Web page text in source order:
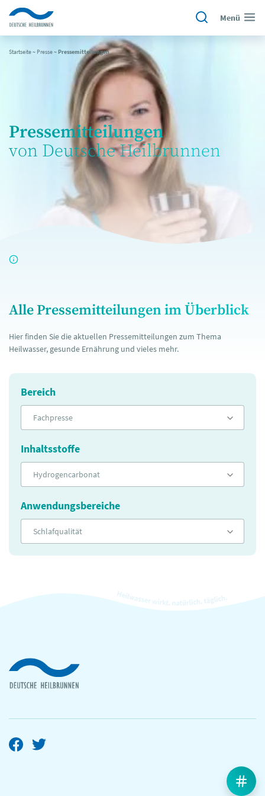
Menü
Startseite~ Presse~Pressemitteilungen
Pressemitteilungen
von Deutsche Heilbrunnen
Alle Pressemitteilungen im Überblick
Hier finden Sie die aktuellen Pressemitteilungen zum Thema
Heilwasser, gesunde Ernährung und vieles mehr.
Bereich
Fachpresse
Inhaltsstoffe
Hydrogencarbonat
Anwendungsbereiche
Schlafqualität